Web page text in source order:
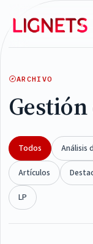
ARCHIVO
Todos Análisis
Artículos
LP